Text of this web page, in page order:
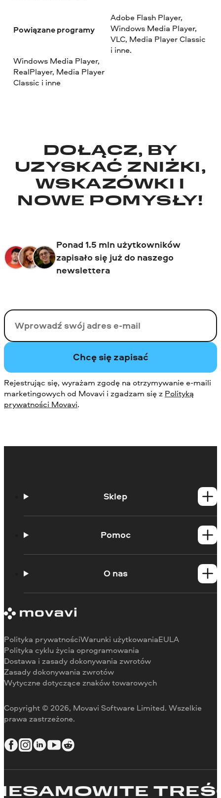
Powiązane programy
Windows Media Player,
RealPlayer, Media Player
Classic i inne
Adobe Flash Player,
Windows Media Player,
VLC, Media Player Classic
i inne.
DOŁĄCZ, BY
UZYSKAĆ ZNIŻKI,
WSKAZÓWKI I
NOWE POMYSŁY!
Ponad 1.5 mln użytkowników
zapisało się już do naszego
newslettera
Twój email
Chcę się zapisać
Rejestrując się, wyrażam zgodę na otrzymywanie e-maili
marketingowych od Movavi i zgadzam się z Polityką
prywatności Movavi.
Sklep
Produkty dla Mac
Pomoc
Portal edukacyjny
Ograniczenia wersji próbnej
Zwrot środków
O nas
Referencje
Dlaczego warto wybrać nas
Do pracy
Copyright © 2026, Movavi Software Limited. Wszelkie
prawa zastrzeżone.
Polityka prywatnościWarunki użytkowaniaEULA
Polityka cyklu życia oprogramowania
Dostawa i zasady dokonywania zwrotów
Zasady dokonywania zwrotów
Wytyczne dotyczące znaków towarowych
TREŚCI